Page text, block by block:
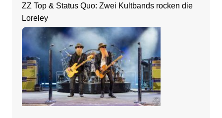
ZZ Top & Status Quo: Zwei Kultbands rocken die
Loreley